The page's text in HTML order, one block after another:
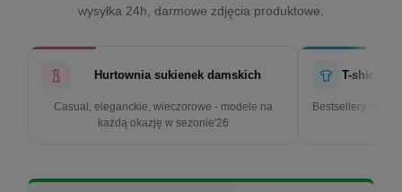
wysyłka 24h, darmowe zdjęcia produktowe.
Hurtownia sukienek damskich
Casual, eleganckie, wieczorowe - modele na
każdą okazję w sezonie'26
T-shirty
Bestsellery w